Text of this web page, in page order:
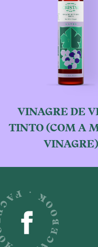
VINAGRE DE
TINTO (COM A
VINAGRE)